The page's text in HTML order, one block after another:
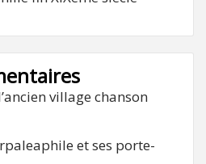
village chanson
et ses porte-